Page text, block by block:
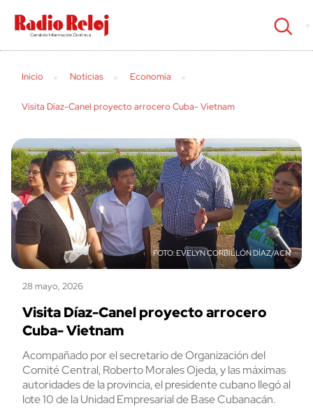
cerrar
Inicio Noticias Economía
Visita Díaz-Canel proyecto arrocero Cuba- Vietnam
EVELYN CORBILLÓN DÍAZ/ACN
28 mayo, 2026
Visita Díaz-Canel proyecto arrocero
Cuba- Vietnam
Acompañado por el secretario de Organización del
Comité Central, Roberto Morales Ojeda, y las máximas
autoridades de la provincia, el presidente cubano llegó al
lote 10 de la Unidad Empresarial de Base Cubanacán.